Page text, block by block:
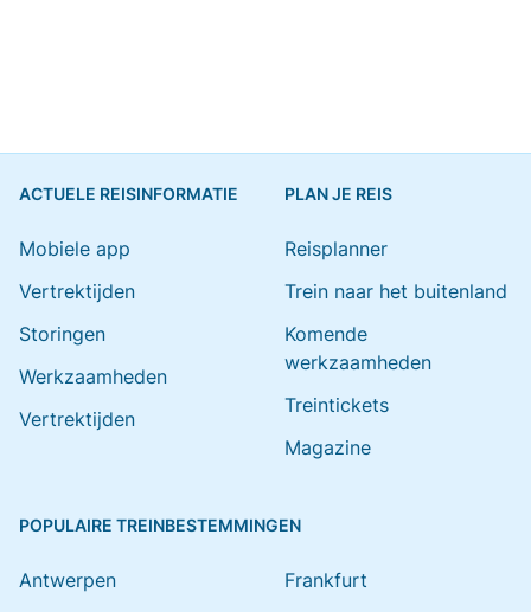
ACTUELE REISINFORMATIE
Mobiele app
Vertrektijden
Storingen
Werkzaamheden
Vertrektijden
PLAN JE REIS
Reisplanner
Trein naar het buitenland
Komende
werkzaamheden
Treintickets
Magazine
POPULAIRE TREINBESTEMMINGEN
Antwerpen
Frankfurt